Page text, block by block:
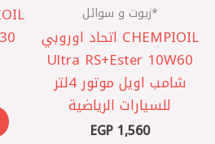
*زيوت و سوائل
CHEMPIOIL اتحاد اوروبي
‎Ultra RS+Ester 10W60
شامب اويل موتور 4لتر
للسيارات الرياضية
EGP1,560